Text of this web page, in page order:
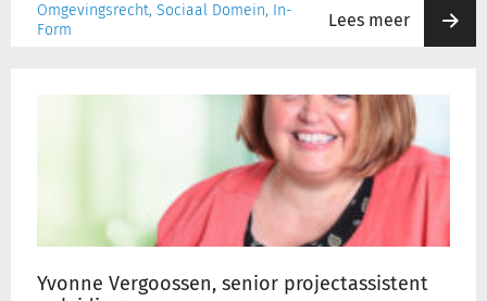
Omgevingsrecht, Sociaal Domein, In-
Form
Lees meer
Yvonne Vergoossen, senior projectassistent